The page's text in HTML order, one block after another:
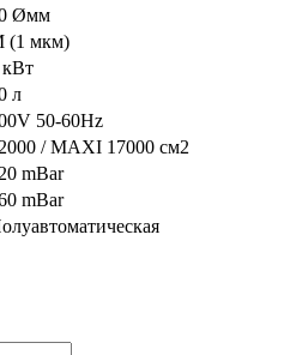
Øмм
(1 мкм)
л
50-60Hz
/ MAXI 17000 см2
mBar
mBar